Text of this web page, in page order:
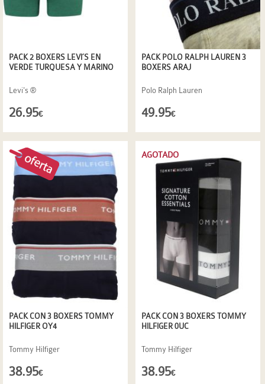
PACK 2 BOXERS LEVI´S EN
VERDE TURQUESA Y MARINO
Levi's ®
26.95€
PACK POLO RALPH LAUREN 3
BOXERS ARAJ
Polo Ralph Lauren
49.95€
PACK CON 3 BOXERS TOMMY
HILFIGER OY4
Tommy Hilfiger
38.95€
PACK CON 3 BOXERS TOMMY
HILFIGER 0UC
Tommy Hilfiger
AGOTADO
38.95€